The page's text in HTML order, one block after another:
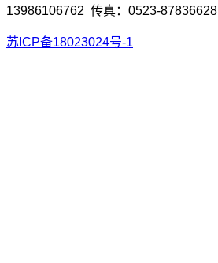
13986106762 传真：0523-87836628
苏ICP备18023024号-1